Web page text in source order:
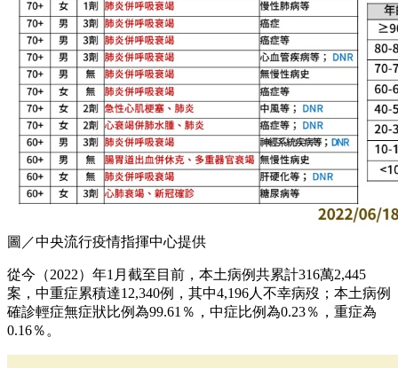
圖／中央流行疫情指揮中心提供
從今（2022）年1月截至目前，本土病例共累計316萬2,445
案，中重症累積達12,340例，其中4,196人不幸病歿；本土病例
確診輕症無症狀比例為99.61％，中症比例為0.23％，重症為
0.16％。